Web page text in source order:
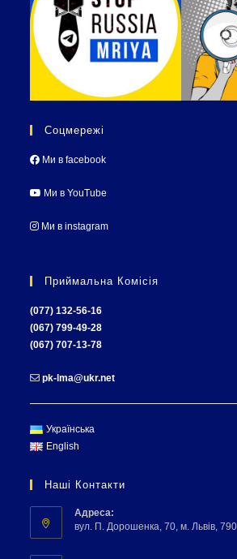
Соцмережі
Ми в facebook
Ми в YouTube
Ми в instagram
Приймальна Комісія
(077) 132-56-16
(067) 799-49-28
(067) 707-13-78
pk-lma@ukr.net
Українська
English
Наші Контакти
Адреса:
вул. П. Дорошенка, 70, м. Львів,